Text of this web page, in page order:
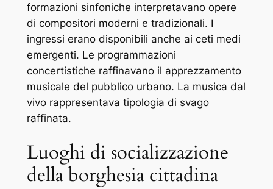
formazioni sinfoniche interpretavano opere
di compositori moderni e tradizionali. I
ingressi erano disponibili anche ai ceti medi
emergenti. Le programmazioni
concertistiche raffinavano il apprezzamento
musicale del pubblico urbano. La musica dal
vivo rappresentava tipologia di svago
raffinata.
Luoghi di socializzazione
della borghesia cittadina